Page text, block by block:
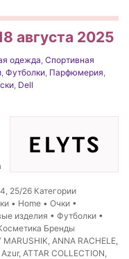
августа 2025
одежда Спортивная
Футболки Парфюмерия
Dell
25/26 Категории
• Home • Очки •
изделия • Футболки •
Бренды
ANNA RACHELE,
ATTAR COLLECTION,